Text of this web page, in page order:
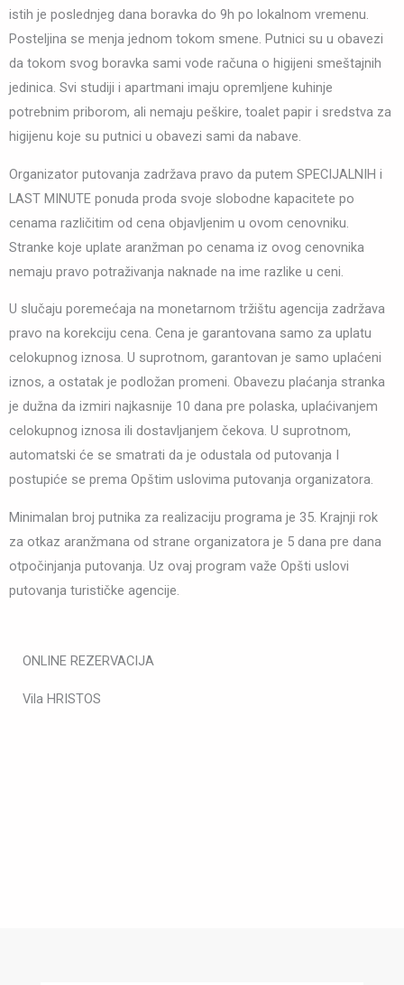
istih je poslednjeg dana boravka do 9h po lokalnom vremenu.
Posteljina se menja jednom tokom smene. Putnici su u obavezi
da tokom svog boravka sami vode računa o higijeni smeštajnih
jedinica. Svi studiji i apartmani imaju opremljene kuhinje
potrebnim priborom, ali nemaju peškire, toalet papir i sredstva za
higijenu koje su putnici u obavezi sami da nabave.
Organizator putovanja zadržava pravo da putem SPECIJALNIH i
LAST MINUTE ponuda proda svoje slobodne kapacitete po
cenama različitim od cena objavljenim u ovom cenovniku.
Stranke koje uplate aranžman po cenama iz ovog cenovnika
nemaju pravo potraživanja naknade na ime razlike u ceni.
U slučaju poremećaja na monetarnom tržištu agencija zadržava
pravo na korekciju cena. Cena je garantovana samo za uplatu
celokupnog iznosa. U suprotnom, garantovan je samo uplaćeni
iznos, a ostatak je podložan promeni. Obavezu plaćanja stranka
je dužna da izmiri najkasnije 10 dana pre polaska, uplaćivanjem
celokupnog iznosa ili dostavljanjem čekova. U suprotnom,
automatski će se smatrati da je odustala od putovanja I
postupiće se prema Opštim uslovima putovanja organizatora.
Minimalan broj putnika za realizaciju programa je 35. Krajnji rok
za otkaz aranžmana od strane organizatora je 5 dana pre dana
otpočinjanja putovanja. Uz ovaj program važe Opšti uslovi
putovanja turističke agencije.
ONLINE REZERVACIJA
Vila HRISTOS